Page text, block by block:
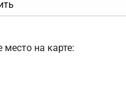
место на карте: